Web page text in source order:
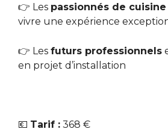
👉 Les passionnés de cuisine
vivre une expérience
👉 Les futurs professionnels
en projet d’installation
💶 Tarif : 368 €